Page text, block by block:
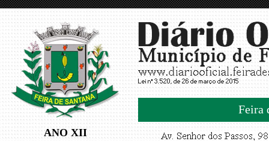
ANO XII
Feira